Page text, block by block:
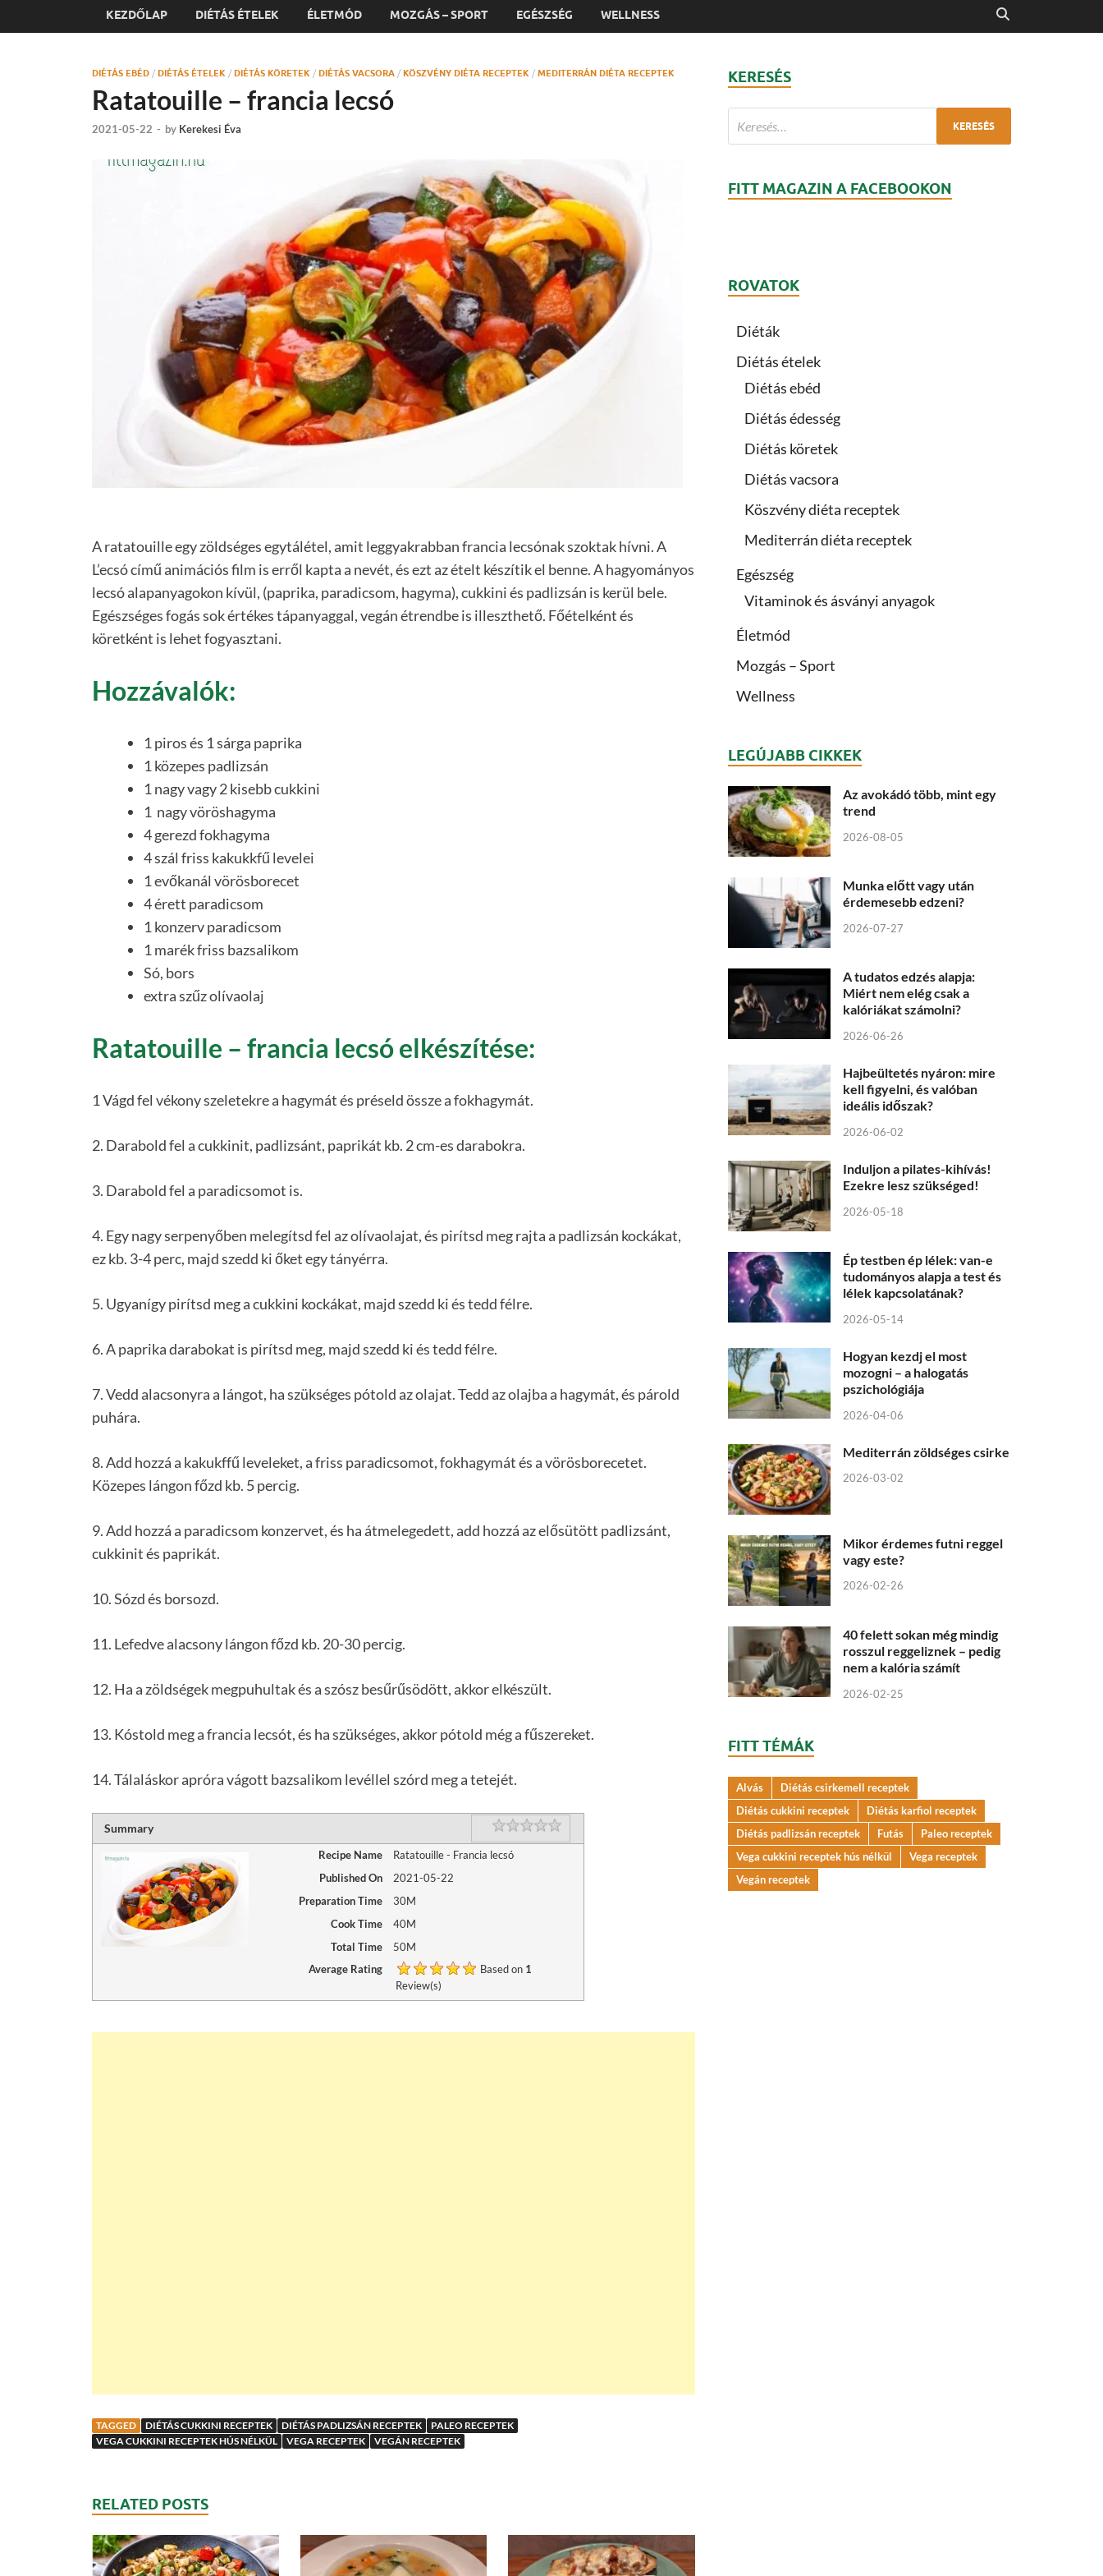
KEZDŐLAP DIÉTÁS ÉTELEK ÉLETMÓD MOZGÁS – SPORT EGÉSZSÉG WELLNESS
DIÉTÁS EBÉD / DIÉTÁS ÉTELEK / DIÉTÁS KÖRETEK / DIÉTÁS VACSORA / KÖSZVÉNY DIÉTA RECEPTEK / MEDITERRÁN DIÉTA RECEPTEK
Ratatouille – francia lecsó
2021-05-22 - by Kerekesi Éva
A ratatouille egy zöldséges egytálétel, amit leggyakrabban francia lecsónak szoktak hívni. A
L’ecsó című animációs film is erről kapta a nevét, és ezt az ételt készítik el benne. A hagyományos
lecsó alapanyagokon kívül, (paprika, paradicsom, hagyma), cukkini és padlizsán is kerül bele.
Egészséges fogás sok értékes tápanyaggal, vegán étrendbe is illeszthető. Főételként és
köretként is lehet fogyasztani.
Hozzávalók:
1 piros és 1 sárga paprika
1 közepes padlizsán
1 nagy vagy 2 kisebb cukkini
1 nagy vöröshagyma
4 gerezd fokhagyma
4 szál friss kakukkfű levelei
1 evőkanál vörösborecet
4 érett paradicsom
1 konzerv paradicsom
1 marék friss bazsalikom
Só, bors
extra szűz olívaolaj
Ratatouille – francia lecsó elkészítése:
1 Vágd fel vékony szeletekre a hagymát és préseld össze a fokhagymát.
2. Darabold fel a cukkinit, padlizsánt, paprikát kb. 2 cm-es darabokra.
3. Darabold fel a paradicsomot is.
4. Egy nagy serpenyőben melegítsd fel az olívaolajat, és pirítsd meg rajta a padlizsán kockákat,
ez kb. 3-4 perc, majd szedd ki őket egy tányérra.
5. Ugyanígy pirítsd meg a cukkini kockákat, majd szedd ki és tedd félre.
6. A paprika darabokat is pirítsd meg, majd szedd ki és tedd félre.
7. Vedd alacsonyra a lángot, ha szükséges pótold az olajat. Tedd az olajba a hagymát, és párold
puhára.
8. Add hozzá a kakukffű leveleket, a friss paradicsomot, fokhagymát és a vörösborecetet.
Közepes lángon főzd kb. 5 percig.
9. Add hozzá a paradicsom konzervet, és ha átmelegedett, add hozzá az elősütött padlizsánt,
cukkinit és paprikát.
10. Sózd és borsozd.
11. Lefedve alacsony lángon főzd kb. 20-30 percig.
12. Ha a zöldségek megpuhultak és a szósz besűrűsödött, akkor elkészült.
13. Kóstold meg a francia lecsót, és ha szükséges, akkor pótold még a fűszereket.
14. Tálaláskor apróra vágott bazsalikom levéllel szórd meg a tetejét.
Summary Rating
Recipe Name
Ratatouille - Francia lecsó
Published On
2021-05-22
Preparation Time
30M
Cook Time
40M
Total Time
50M
Average Rating
Based on 1
Review(s)
TAGGED DIÉTÁS CUKKINI RECEPTEK DIÉTÁS PADLIZSÁN RECEPTEK
PALEO RECEPTEK
VEGA CUKKINI RECEPTEK HÚS NÉLKÜL
VEGA RECEPTEK VEGÁN RECEPTEK
RELATED POSTS
KERESÉS
FITT MAGAZIN A FACEBOOKON
ROVATOK
Diéták
Diétás ételek
Diétás ebéd
Diétás édesség
Diétás köretek
Diétás vacsora
Köszvény diéta receptek
Mediterrán diéta receptek
Egészség
Vitaminok és ásványi anyagok
Életmód
Mozgás – Sport
Wellness
LEGÚJABB CIKKEK
Az avokádó több, mint egy
trend
2026-08-05
Munka előtt vagy után
érdemesebb edzeni?
2026-07-27
A tudatos edzés alapja:
Miért nem elég csak a
kalóriákat számolni?
2026-06-26
Hajbeültetés nyáron: mire
kell figyelni, és valóban
ideális időszak?
2026-06-02
Induljon a pilates-kihívás!
Ezekre lesz szükséged!
2026-05-18
Ép testben ép lélek: van-e
tudományos alapja a test és
lélek kapcsolatának?
2026-05-14
Hogyan kezdj el most
mozogni – a halogatás
pszichológiája
2026-04-06
Mediterrán zöldséges csirke
2026-03-02
Mikor érdemes futni reggel
vagy este?
2026-02-26
40 felett sokan még mindig
rosszul reggeliznek – pedig
nem a kalória számít
2026-02-25
FITT TÉMÁK
Alvás
Diétás csirkemell receptek
Diétás cukkini receptek
Diétás karfiol receptek
Diétás padlizsán receptek
Futás
Paleo receptek
Vega cukkini receptek hús nélkül
Vega receptek
Vegán receptek